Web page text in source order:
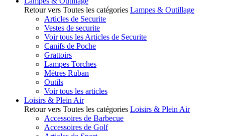
Retour vers Toutes les catégories Lampes & Outillage
Articles de Securite
Vestes de securite
Voir tous les Articles de Securite
Canifs de Poche
Grattoirs
Lampes Torches
Mètres Ruban
Outils
Voir tous les articles
Loisirs & Plein Air
Retour vers Toutes les catégories Loisirs & Plein Air
Accessoires de Barbecue
Accessoires de Golf